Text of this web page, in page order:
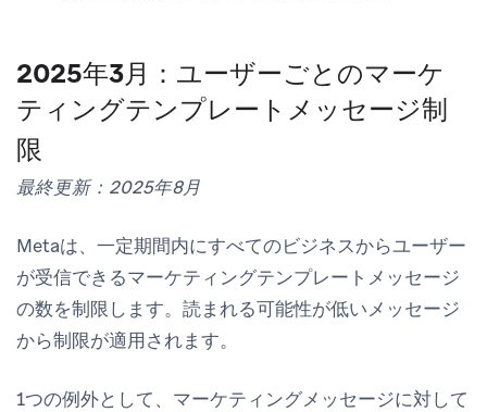
2025年3月：ユーザーごとのマーケ
ティングテンプレートメッセージ制
限
最終更新：2025年8月
Metaは、一定期間内にすべてのビジネスからユーザー
が受信できるマーケティングテンプレートメッセージ
の数を制限します。読まれる可能性が低いメッセージ
から制限が適用されます。
1つの例外として、マーケティングメッセージに対して